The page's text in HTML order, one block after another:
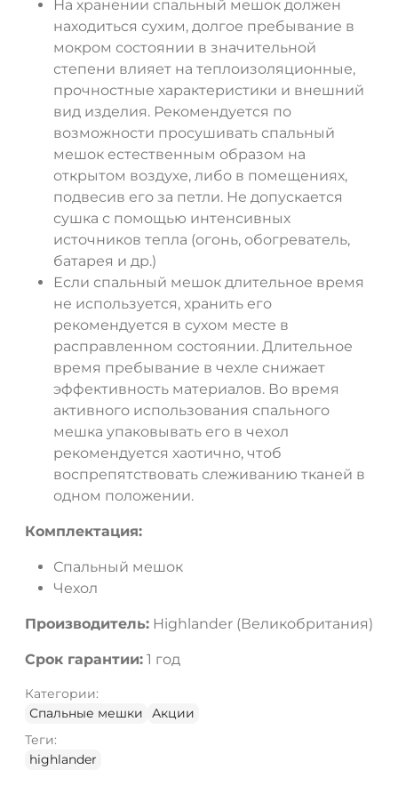
На хранении спальный мешок должен
находиться сухим, долгое пребывание в
мокром состоянии в значительной
степени влияет на теплоизоляционные,
прочностные характеристики и внешний
вид изделия. Рекомендуется по
возможности просушивать спальный
мешок естественным образом на
открытом воздухе, либо в помещениях,
подвесив его за петли. Не допускается
сушка с помощью интенсивных
источников тепла (огонь, обогреватель,
батарея и др.)
Если спальный мешок длительное время
не используется, хранить его
рекомендуется в сухом месте в
расправленном состоянии. Длительное
время пребывание в чехле снижает
эффективность материалов. Во время
активного использования спального
мешка упаковывать его в чехол
рекомендуется хаотично, чтоб
воспрепятствовать слеживанию тканей в
одном положении.
Комплектация:
Спальный мешок
Чехол
Производитель: Highlander (Великобритания)
Срок гарантии: 1 год
Категории:
Спальные мешки
Акции
Теги:
highlander